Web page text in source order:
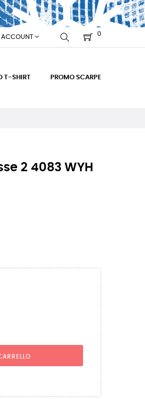
ACCOUNT 0
T-SHIRT PROMO SCARPE
2 4083 WYH